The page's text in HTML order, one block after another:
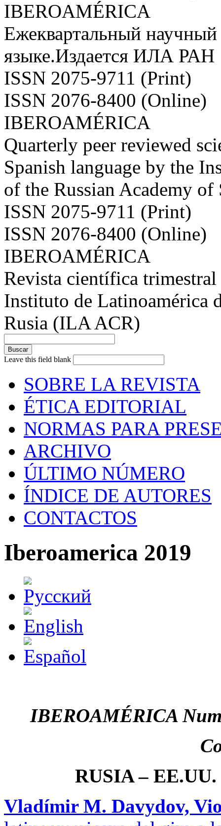
IBEROAMÉRICA
Ежеквартальный
языке.Издается ИЛА РАН
ISSN 2075-9711 (Print)
ISSN 2076-8400 (Online)
IBEROAMÉRICA
Quarterly peer reviewed
Spanish language by the
of the Russian Academy
ISSN 2075-9711 (Print)
ISSN 2076-8400 (Online)
IBEROAMÉRICA
Revista científica
Instituto de Latinoamérica
Rusia (ILA ACR)
Leave this field blank
SOBRE LA REVISTA
ÉTICA EDITORIAL
NORMAS PARA
ARCHIVO
ÚLTIMO NÚMERO
ÍNDICE DE AUTORES
CONTACTOS
Iberoamerica 2019
IBEROAMÉRICA
RUSIA –
Vladímir M. Davydov,